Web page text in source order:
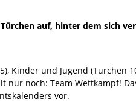
auf, hinter dem sich
Kinder und Jugend (Türchen
nur noch: Team Wettkampf!
vor.